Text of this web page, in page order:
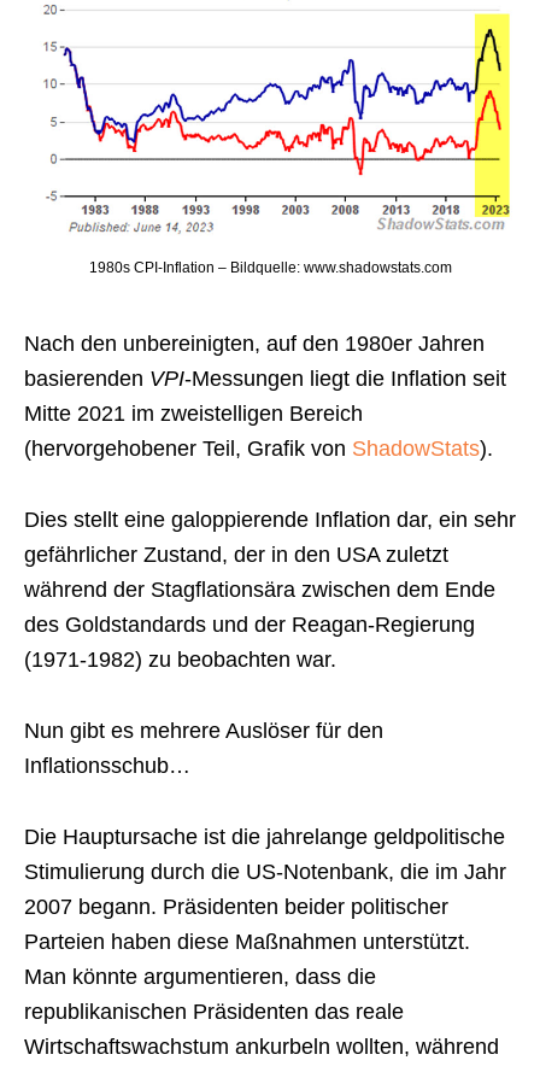
1980s CPI-Inflation – Bildquelle: www.shadowstats.com
Nach den unbereinigten, auf den 1980er Jahren
basierenden VPI-Messungen liegt die Inflation seit
Mitte 2021 im zweistelligen Bereich
(hervorgehobener Teil, Grafik von ShadowStats).
Dies stellt eine galoppierende Inflation dar, ein sehr
gefährlicher Zustand, der in den USA zuletzt
während der Stagflationsära zwischen dem Ende
des Goldstandards und der Reagan-Regierung
(1971-1982) zu beobachten war.
Nun gibt es mehrere Auslöser für den
Inflationsschub…
Die Hauptursache ist die jahrelange geldpolitische
Stimulierung durch die US-Notenbank, die im Jahr
2007 begann. Präsidenten beider politischer
Parteien haben diese Maßnahmen unterstützt.
Man könnte argumentieren, dass die
republikanischen Präsidenten das reale
Wirtschaftswachstum ankurbeln wollten, während